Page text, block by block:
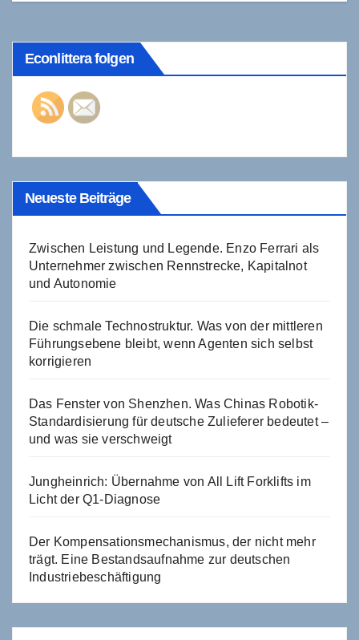
Econlittera folgen
Neueste Beiträge
Zwischen Leistung und Legende. Enzo Ferrari als
Unternehmer zwischen Rennstrecke, Kapitalnot
und Autonomie
Die schmale Technostruktur. Was von der mittleren
Führungsebene bleibt, wenn Agenten sich selbst
korrigieren
Das Fenster von Shenzhen. Was Chinas Robotik-
Standardisierung für deutsche Zulieferer bedeutet –
und was sie verschweigt
Jungheinrich: Übernahme von All Lift Forklifts im
Licht der Q1-Diagnose
Der Kompensationsmechanismus, der nicht mehr
trägt. Eine Bestandsaufnahme zur deutschen
Industriebeschäftigung